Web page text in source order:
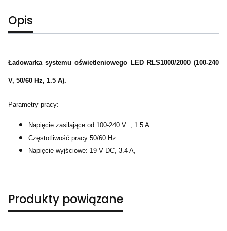
Opis
Ładowarka systemu oświetleniowego LED RLS1000/2000 (100-240
V, 50/60 Hz, 1.5 A).
Parametry pracy:
Napięcie zasilające od 100-240 V , 1.5 A
Częstotliwość pracy 50/60 Hz
Napięcie wyjściowe: 19 V DC, 3.4 A,
Produkty powiązane